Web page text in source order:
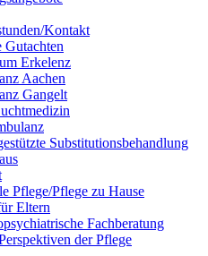
Kontakt
Gutachten
Erkelenz
Aachen
Gangelt
Substitutionsbehandlung
Pflege/Pflege zu Hause
Eltern
Fachberatung
der Pflege